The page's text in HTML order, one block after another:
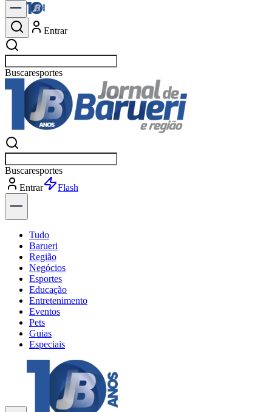
Entrar
Buscarpolít
Buscarpolí
Entrar
Flash
Tudo
Barueri
Região
Negócios
Esportes
Educação
Entretenimento
Eventos
Pets
Guias
Especiais
Explore Tudo
Últimas Notícias
Previsão do Tempo
Trânsito e Rotas